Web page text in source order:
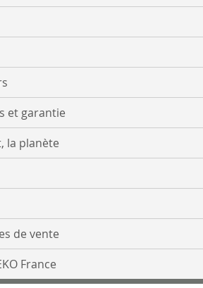
et garantie
la planète
de vente
France